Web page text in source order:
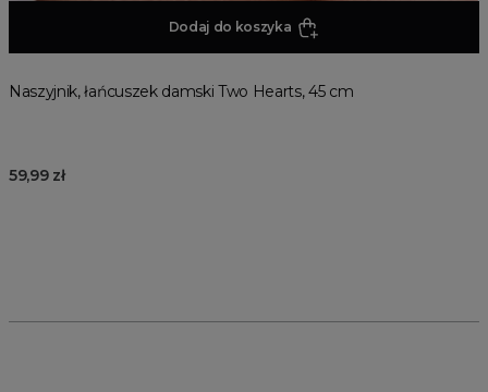
Dodaj do koszyka
Naszyjnik, łańcuszek damski Two Hearts, 45 cm
59,99 zł